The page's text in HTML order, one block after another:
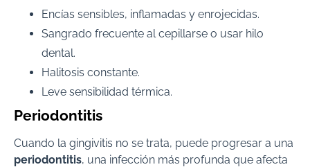
Encías sensibles, inflamadas y enrojecidas.
Sangrado frecuente al cepillarse o usar hilo
dental.
Halitosis constante.
Leve sensibilidad térmica.
Periodontitis
Cuando la gingivitis no se trata, puede progresar a una
periodontitis, una infección más profunda que afecta